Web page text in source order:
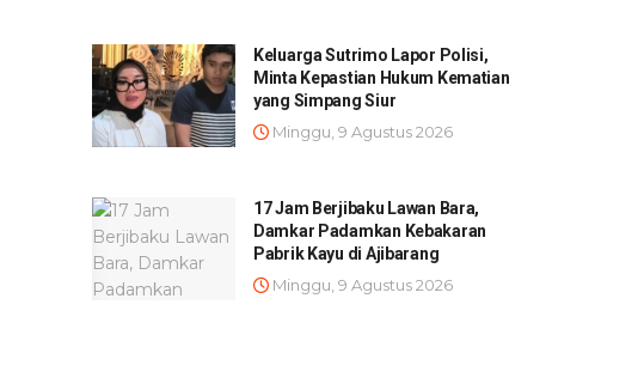
Keluarga Sutrimo Lapor Polisi,
Minta Kepastian Hukum Kematian
yang Simpang Siur
Minggu, 9 Agustus 2026
17 Jam Berjibaku Lawan Bara,
Damkar Padamkan Kebakaran
Pabrik Kayu di Ajibarang
Minggu, 9 Agustus 2026